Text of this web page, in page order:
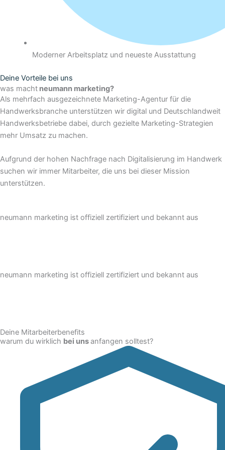
Moderner Arbeitsplatz und neueste Ausstattung
Deine Vorteile bei uns
was macht neumann marketing?
Als mehrfach ausgezeichnete Marketing-Agentur für die
Handwerksbranche unterstützen wir digital und Deutschlandweit
Handwerksbetriebe dabei, durch gezielte Marketing-Strategien
mehr Umsatz zu machen.
Aufgrund der hohen Nachfrage nach Digitalisierung im Handwerk
suchen wir immer Mitarbeiter, die uns bei dieser Mission
unterstützen.
neumann marketing ist offiziell zertifiziert und bekannt aus
neumann marketing ist offiziell zertifiziert und bekannt aus
Deine Mitarbeiterbenefits
warum du wirklich bei unsanfangen solltest?